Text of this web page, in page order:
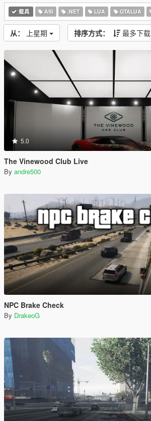
载具 ASI .NET LUA GTALUA
从： 上星期 排序方式： 最多下载
5.0
The Vinewood Club Live
By andre500
NPC Brake Check
By DrakeoG